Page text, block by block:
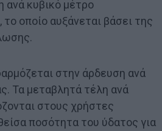
ανά κυβικό μέτρο
οποίο αυξάνεται βάσει της
στην άρδευση ανά
Τα μεταβλητά τέλη ανά
στους χρήστες
ποσότητα του ύδατος για